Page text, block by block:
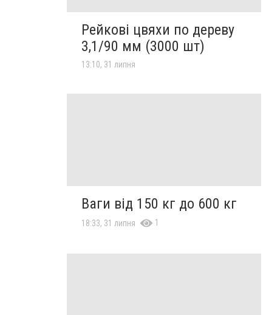
Рейкові цвяхи по дереву
3,1/90 мм (3000 шт)
13:10, 31 липня
Ваги від 150 кг до 600 кг
18:33, 31 липня 1